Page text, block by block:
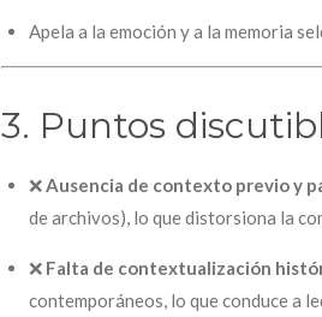
Apela a la emoción y a la memoria
3. Puntos
❌ Ausencia de contexto previo y
de archivos), lo que distorsiona la
❌ Falta de contextualización
contemporáneos, lo que conduce a